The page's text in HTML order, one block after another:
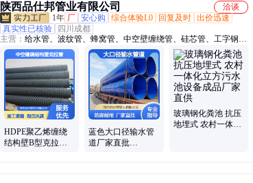
陕西品仕邦管业有限公司
洽谈
1年 厂 安心购 综合体验L0 回复及时 出价迅速
真实性已核验
四川成都
主营： 给水管、波纹管、蜂窝管、中空壁缠绕管、硅芯管、工字钢、
共挤管、缠绕管、克拉管、电力管、无缝管、排污管、盲排管、雨水
管、合金管、带钢卷、六棱管、复合管、排水管、地暖管、保温管、
穿线管、衬塑钢管、采暖管道、保护套管、镀锌钢管
HDPE聚乙烯缠绕
结构壁B型克拉管
蓝色大口径输水管
道厂家直批
玻璃钢化粪池 抗压
地埋式 农村一体化